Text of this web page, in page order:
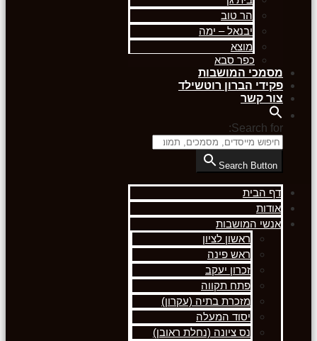
הר טוב
יבנאל – ימה
מוצא
כפר סבא
מסמכי המושבות
פקידי הברון רוטשילד
צור קשר
Search for:
Search Button
דף הבית
אודות
אנשי המושבות
ראשון לציון
ראש פינה
זכרון יעקב
פתח תקווה
מזכרת בתיה (עקרון)
יסוד המעלה
נס ציונה (נחלת ראובן)